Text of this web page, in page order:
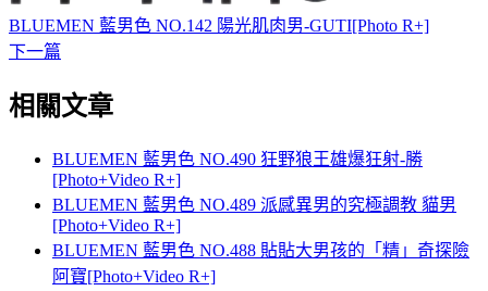
BLUEMEN 藍男色 NO.142 陽光肌肉男-GUTI[Photo R+]
下一篇
相關文章
BLUEMEN 藍男色 NO.490 狂野狼王雄爆狂射-勝
[Photo+Video R+]
BLUEMEN 藍男色 NO.489 派感異男的究極調教 貓男
[Photo+Video R+]
BLUEMEN 藍男色 NO.488 貼貼大男孩的「精」奇探險
阿寶[Photo+Video R+]